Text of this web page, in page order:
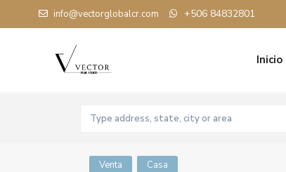
info@vectorglobalcr.com +506 84832801
Inicio
Venta Casa